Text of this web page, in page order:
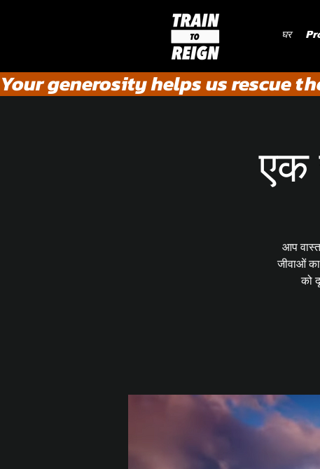
घर
Your generosity helps us rescue
एक
आप
जीवाओं
को